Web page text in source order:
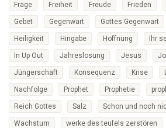
Frage Freiheit Freude Frieden
Gebet Gegenwart Gottes Gegenwart
Heiligkeit Hingabe Hoffnung Ihr
In Up Out Jahreslosung Jesus
Jüngerschaft Konsequenz Krise
Nachfolge Prophet Prophetie
Reich Gottes Salz Schon und noch
Wachstum werke des teufels zerstören